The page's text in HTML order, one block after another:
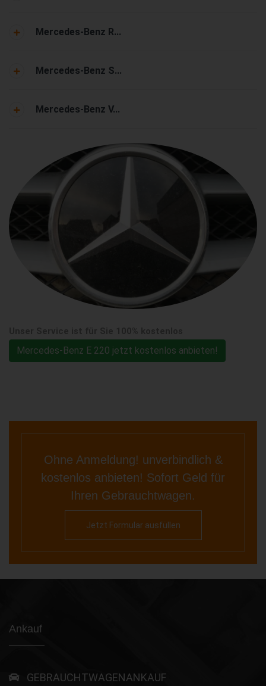
Mercedes-Benz R...
Mercedes-Benz S...
Mercedes-Benz V...
Mercedes-Benz E 220 jetzt kostenlos anbieten!
Ohne Anmeldung! unverbindlich &
kostenlos anbieten! Sofort Geld für
Ihren Gebrauchtwagen.
Jetzt Formular ausfüllen
Ankauf
GEBRAUCHTWAGENANKAUF